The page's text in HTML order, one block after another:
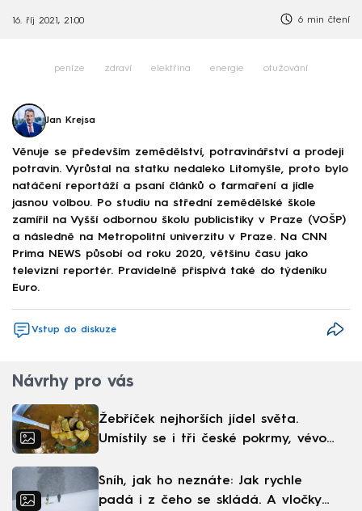
16. říj 2021, 21:00 6 min čtení
peníze zdraví elektřina energie otužování
Jan Krejsa
Věnuje se především zemědělství, potravinářství a prodeji
potravin. Vyrůstal na statku nedaleko Litomyšle, proto bylo
natáčení reportáží a psaní článků o farmaření a jídle
jasnou volbou. Po studiu na střední zemědělské škole
zamířil na Vyšší odbornou školu publicistiky v Praze (VOŠP)
a následně na Metropolitní univerzitu v Praze. Na CNN
Prima NEWS působí od roku 2020, většinu času jako
televizní reportér. Pravidelně přispívá také do týdeníku
Euro.
Vstup do diskuze
Návrhy pro vás
Žebříček nejhorších jídel světa.
Umístily se i tři české pokrmy, vévodí
Sníh, jak ho neznáte: Jak rychle
padá i z čeho se skládá. A vločky